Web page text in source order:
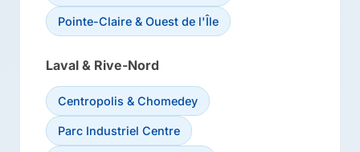
Pointe-Claire & Ouest de l'Île
Laval & Rive-Nord
Centropolis & Chomedey
Parc Industriel Centre